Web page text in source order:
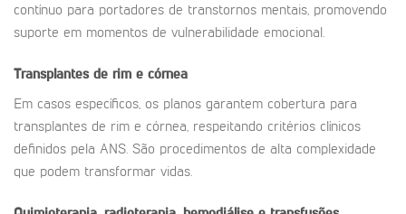
contínuo para portadores de transtornos mentais, promovendo
suporte em momentos de vulnerabilidade emocional.
Transplantes de rim e córnea
Em casos específicos, os planos garantem cobertura para
transplantes de rim e córnea, respeitando critérios clínicos
definidos pela ANS. São procedimentos de alta complexidade
que podem transformar vidas.